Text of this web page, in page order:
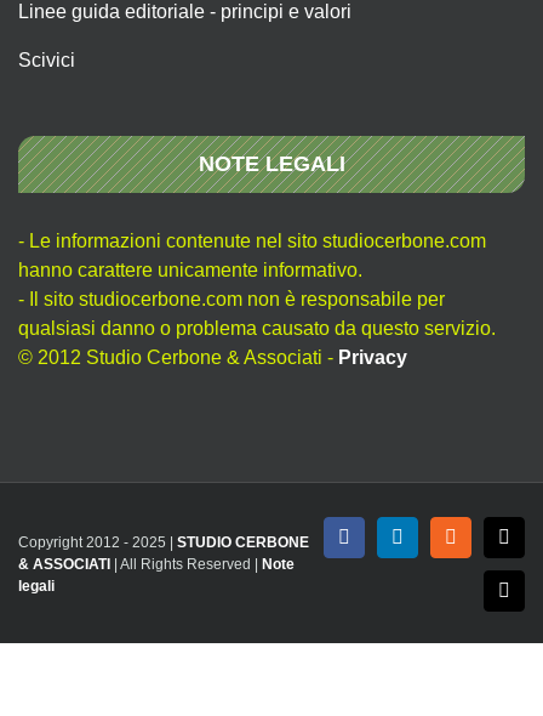
Linee guida editoriale - principi e valori
Scivici
NOTE LEGALI
- Le informazioni contenute nel sito studiocerbone.com
hanno carattere unicamente informativo.
- Il sito studiocerbone.com non è responsabile per
qualsiasi danno o problema causato da questo servizio.
© 2012 Studio Cerbone & Associati - Privacy
Copyright 2012 - 2025 | STUDIO CERBONE
& ASSOCIATI
| All Rights Reserved |
Note
legali
FacebookLinkedInRss X